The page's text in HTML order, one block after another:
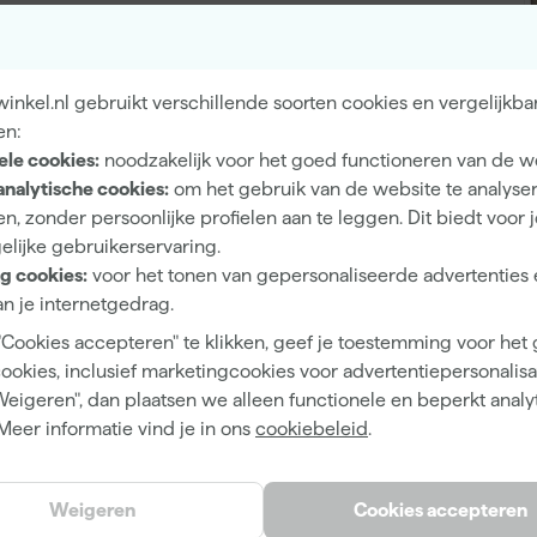
gebruikt verschillende soorten cookies en
cookies: noodzakelijk voor het goed functioneren van de
cookies: om het gebruik van de website te
zonder persoonlijke profielen aan te leggen. Dit biedt voor
gebruikerservaring.
cookies: voor het tonen van gepersonaliseerde advertenties
je internetgedrag.
accepteren" te klikken, geef je toestemming voor het
inclusief marketingcookies voor
dan plaatsen we alleen functionele en beperkt
informatie vind je in ons cookiebeleid.
Cookies accepteren
Weigeren
Dekkend
12 m²/l
2 h
Kwast, Roller, Verfspuit